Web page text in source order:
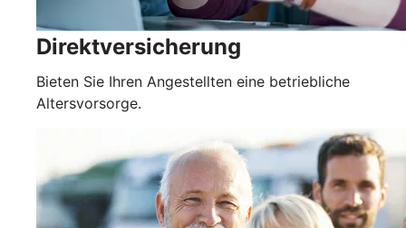
Direktversicherung
Bieten Sie Ihren Angestellten eine betriebliche
Altersvorsorge.